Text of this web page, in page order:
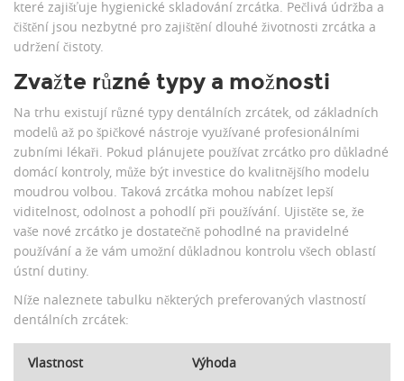
které zajišťuje hygienické skladování zrcátka. Pečlivá údržba a
čištění jsou nezbytné pro zajištění dlouhé životnosti zrcátka a
udržení čistoty.
Zvažte různé typy a možnosti
Na trhu existují různé typy dentálních zrcátek, od základních
modelů až po špičkové nástroje využívané profesionálními
zubními lékaři. Pokud plánujete používat zrcátko pro důkladné
domácí kontroly, může být investice do kvalitnějšího modelu
moudrou volbou. Taková zrcátka mohou nabízet lepší
viditelnost, odolnost a pohodlí při používání. Ujistěte se, že
vaše nové zrcátko je dostatečně pohodlné na pravidelné
používání a že vám umožní důkladnou kontrolu všech oblastí
ústní dutiny.
Níže naleznete tabulku některých preferovaných vlastností
dentálních zrcátek:
Vlastnost Výhoda